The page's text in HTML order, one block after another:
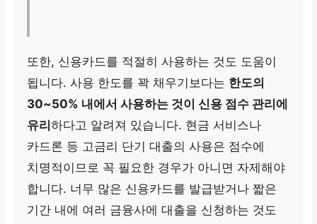
또한, 신용카드를 적절히 사용하는 것도 도움이
됩니다. 사용 한도를 꽉 채우기보다는 한도의
30~50% 내에서 사용하는 것이 신용 점수 관리에
유리하다고 알려져 있습니다. 현금 서비스나
카드론 등 고금리 단기 대출의 사용은 점수에
치명적이므로 꼭 필요한 경우가 아니면 자제해야
합니다. 너무 많은 신용카드를 발급받거나 짧은
기간 내에 여러 금융사에 대출을 신청하는 것도